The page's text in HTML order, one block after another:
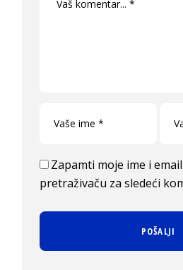
Zapamti moje ime i
pretraživaču za sledeći